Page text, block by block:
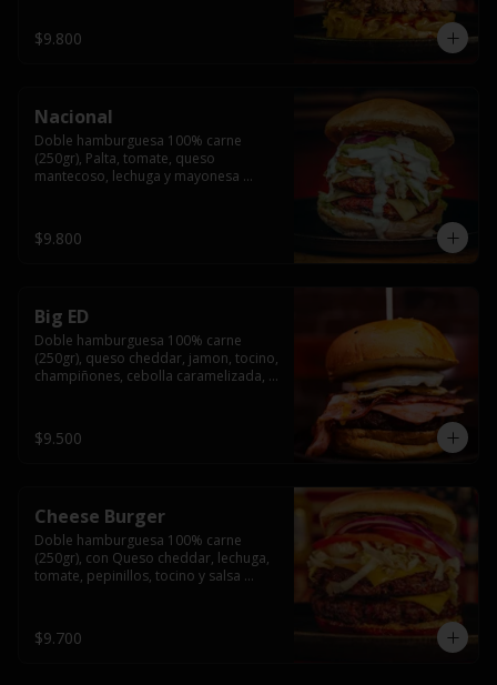
brioche y acompañado de papas
fritas.
$9.800
Nacional
Doble hamburguesa 100% carne
(250gr), Palta, tomate, queso
mantecoso, lechuga y mayonesa
$9.800
Big ED
Doble hamburguesa 100% carne
(250gr), queso cheddar, jamon, tocino,
champiñones, cebolla caramelizada,
$9.500
Cheese Burger
Doble hamburguesa 100% carne
(250gr), con Queso cheddar, lechuga,
tomate, pepinillos, tocino y salsa
$9.700